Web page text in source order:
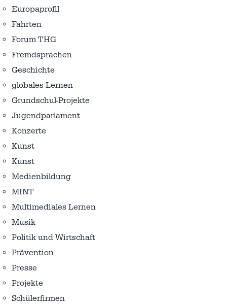
Europaprofil
Fahrten
Forum THG
Fremdsprachen
Geschichte
globales Lernen
Grundschul-Projekte
Jugendparlament
Konzerte
Kunst
Kunst
Medienbildung
MINT
Multimediales Lernen
Musik
Politik und Wirtschaft
Prävention
Presse
Projekte
Schülerfirmen